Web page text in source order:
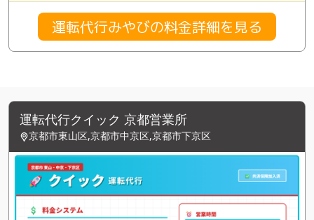
運転代行みやびの料金詳細を見る
運転代行クイック 京都営業所
京都市東山区,京都市中京区,京都市下京区